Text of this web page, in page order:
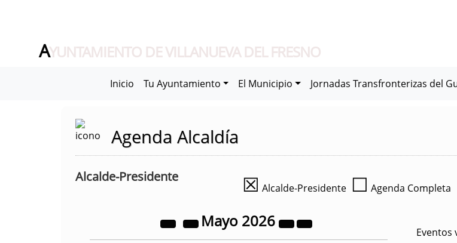
AYUNTAMIENTO DE VILLANUEVA DEL FRESNO
Inicio Tu Ayuntamiento El Municipio Jornadas Transfronterizas del
Agenda Alcaldía
Alcalde-Presidente ☒ Alcalde-Presidente ☐ Agenda Completa
Mayo 2026
Eventos